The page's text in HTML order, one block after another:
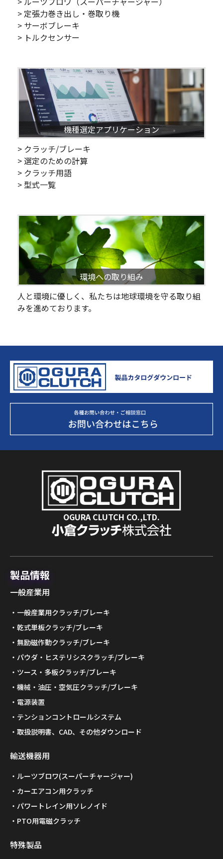
> 定張力巻き出し・巻取り機
> サーボブレーキ
> トルクセンサー
機種選定アプリケーション
> クラッチ/ブレーキ
> 選定のための計算
> クラッチ用語
> 型式一覧
環境への取り組み
人と環境に優しく、私たちは地球環境を守る取り組
みを進めております。
OGURA CLUTCH CO.,LTD.
製品情報
一般産業用
一般産業用クラッチ/ブレーキ
乾式単板クラッチ/ブレーキ
無励磁作動クラッチ/ブレーキ
パウダ・ヒステリシスクラッチ/ブレーキ
ツース・多板クラッチ/ブレーキ
機械・油圧・空気圧クラッチ/ブレーキ
電源装置
テンションコントロールシステム
取扱説明書、CAD、その他ダウンロード
輸送機器用
ルーツブロワ(スーパーチャージャー)
カーエアコン用クラッチ
パワートレイン用ソレノイド
PTO用電磁クラッチ
特殊製品